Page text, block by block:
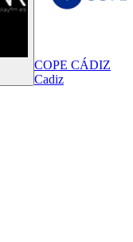
COPE CÁDIZ
Cadiz